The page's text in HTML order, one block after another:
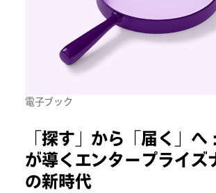
電子ブック
「探す」から「届く」
が導くエンタープライズ
の新時代